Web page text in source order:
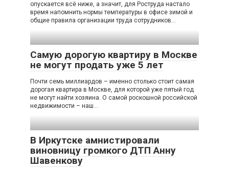
опускается всё ниже, а значит, для Роструда настало
время напомнить нормы температуры в офисе зимой и
общие правила организации труда сотрудников…
Самую дорогую квартиру в Москве
не могут продать уже 5 лет
Почти семь миллиардов – именно столько стоит самая
дорогая квартира в Москве, для которой уже пятый год
не могут найти хозяина. О самой роскошной российской
недвижимости – наш…
В Иркутске амнистировали
виновницу громкого ДТП Анну
Шавенкову